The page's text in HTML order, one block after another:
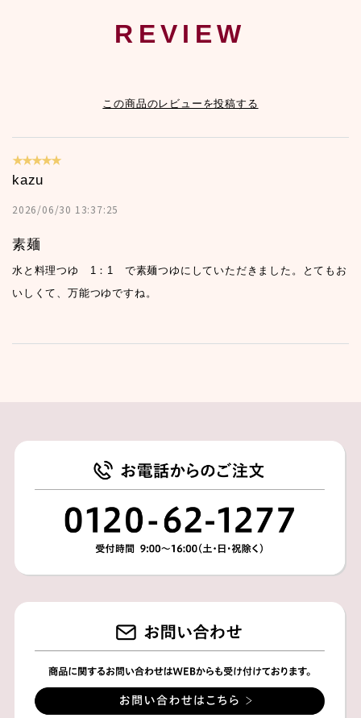
REVIEW
この商品のレビューを投稿する
★★★★★
kazu
2026/06/30 13:37:25
素麺
水と料理つゆ 1：1 で素麺つゆにしていただきました。とてもお
いしくて、万能つゆですね。